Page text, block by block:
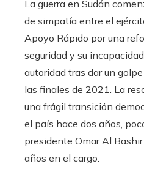
La guerra en Sudán
de simpatía entre el
Apoyo Rápido por una
seguridad y su
autoridad tras dar un
las finales de 2021. La
una frágil transición
el país hace dos años,
presidente Omar Al
años en el cargo.